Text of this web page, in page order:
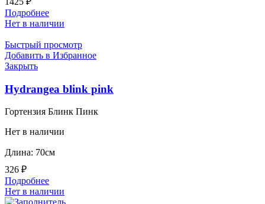
Подробнее
Нет в наличии
Быстрый просмотр
Добавить в Избранное
Закрыть
Hydrangea blink pink
Гортензия Блинк Пинк
Нет в наличии
Длина: 70см
326 ₽
Подробнее
Нет в наличии